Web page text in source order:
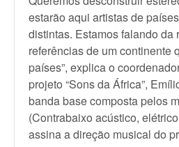
estarão aqui artistas de
distintas. Estamos falando da
referências de um continente
países”, explica o
projeto “Sons da África”,
banda base composta pelos
(Contrabaixo acústico,
assina a direção musical do